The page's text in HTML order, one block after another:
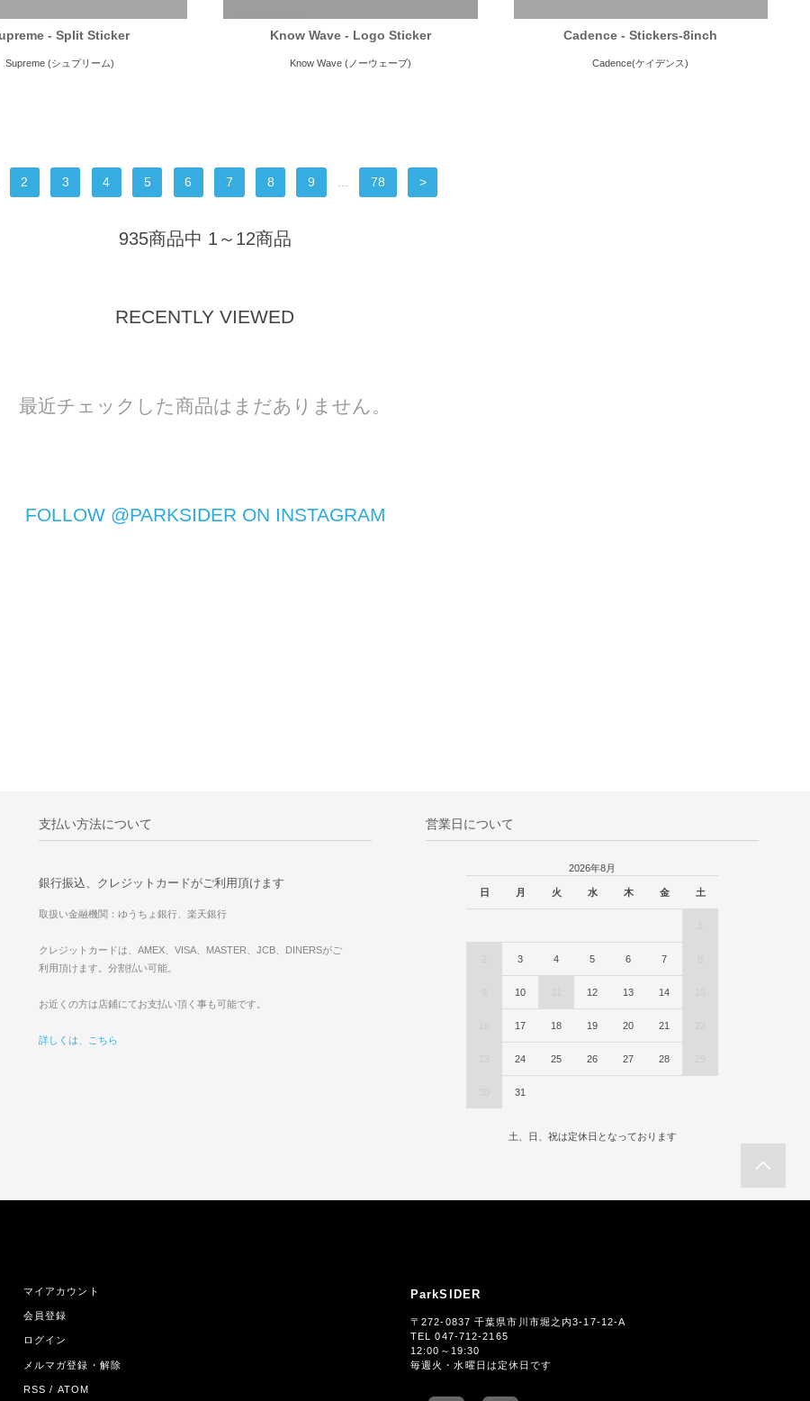
- Split Sticker
Supreme (シュプリーム)
Know Wave - Logo Sticker
Know Wave (ノーウェーブ)
Cadence - Stickers-8inch
Cadence(ケイデンス)
2 3 4 5 6 7 8 9 ... 78 >
935商品中 1～12商品
RECENTLY VIEWED
最近チェックした商品はまだありません。
FOLLOW @PARKSIDER ON INSTAGRAM
支払い方法について
銀行振込、クレジットカードがご利用頂けます
取扱い金融機関：ゆうちょ銀行、楽天銀行
クレジットカードは、AMEX、VISA、MASTER、JCB、DINERSがご
利用頂けます。分割払い可能。
お近くの方は店鋪にてお支払い頂く事も可能です。
詳しくは、こちら
営業日について
2026年8月
日 月 火 水 木 金 土
3 4 5 6 7
10 12 13 14
17 18 19 20 21
24 25 26 27 28
31
土、日、祝は定休日となっております
マイアカウント
会員登録
ログイン
メルマガ登録・解除
RSS / ATOM
ParkSIDER
〒272-0837 千葉県市川市堀之内3-17-12-A
TEL 047-712-2165
12:00～19:30
毎週火・水曜日は定休日です